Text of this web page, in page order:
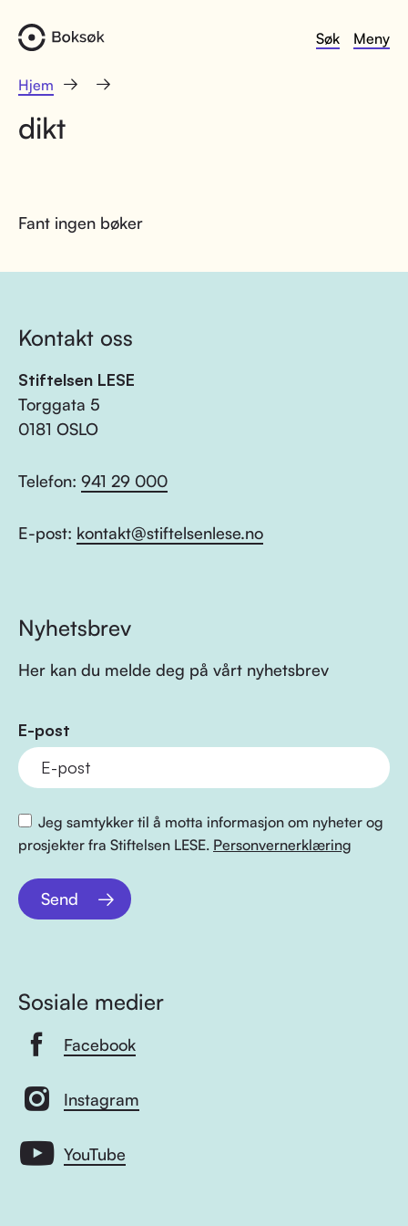
Søk Meny
Hjem
dikt
Fant ingen bøker
Kontakt oss
Stiftelsen LESE
Torggata 5
0181 OSLO
Telefon: 941 29 000
E-post: kontakt@stiftelsenlese.no
Nyhetsbrev
Her kan du melde deg på vårt nyhetsbrev
E-post
Jeg samtykker til å motta informasjon om nyheter og
prosjekter fra Stiftelsen LESE. Personvernerklæring
Send
Sosiale medier
Facebook
Instagram
YouTube